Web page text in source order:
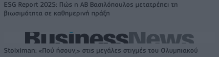
ESG Report 2025: Πώς η ΑΒ Βασιλόπουλος μετατρέπει τη
βιωσιμότητα σε καθημερινή πράξη
Stoiximan: «Πού ήσουν;» στις μεγάλες στιγμές του Ολυμπιακού